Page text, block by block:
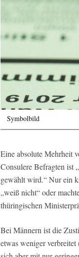
Symbolbild
Eine absolute Mehrheit
Consulere Befragten ist
gewählt wird.“ Nur ein
„weiß nicht“ oder
thüringischen
Bei Männern ist die
etwas weniger